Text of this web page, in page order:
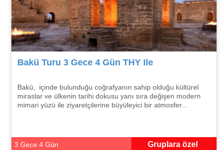
Bakü Turu 3 Gece 4 Gün THY Ile
Bakü, içinde bulunduğu coğrafyanın sahip olduğu kültürel
miraslar ve ülkenin tarihi dokusu yanı sıra değişen modern
mimari yüzü ile ziyaretçilerine büyüleyici bir atmosfer...
3 Gece 4 Gün Gruplara özel